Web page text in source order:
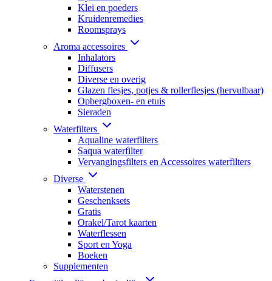
Klei en poeders
Kruidenremedies
Roomsprays
Aroma accessoires
Inhalators
Diffusers
Diverse en overig
Glazen flesjes, potjes & rollerflesjes (hervulbaar)
Opbergboxen- en etuis
Sieraden
Waterfilters
Aqualine waterfilters
Saqua waterfilter
Vervangingsfilters en Accessoires waterfilters
Diverse
Waterstenen
Geschenksets
Gratis
Orakel/Tarot kaarten
Waterflessen
Sport en Yoga
Boeken
Supplementen